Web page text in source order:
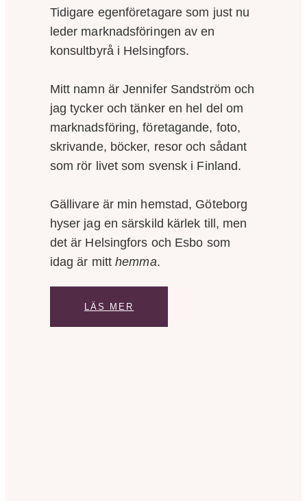
Tidigare egenföretagare som just nu
leder marknadsföringen av en
konsultbyrå i Helsingfors.
Mitt namn är Jennifer Sandström och
jag tycker och tänker en hel del om
marknadsföring, företagande, foto,
skrivande, böcker, resor och sådant
som rör livet som svensk i Finland.
Gällivare är min hemstad, Göteborg
hyser jag en särskild kärlek till, men
det är Helsingfors och Esbo som
idag är mitthemma.
LÄS MER